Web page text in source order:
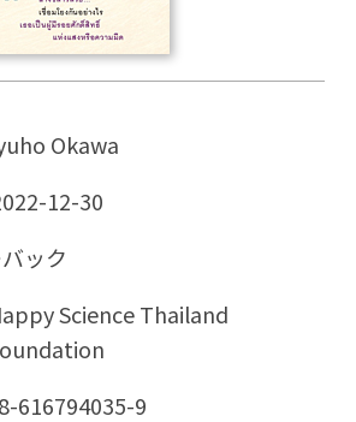
Okawa
12-30
ック
Science Thailand
616794035-9